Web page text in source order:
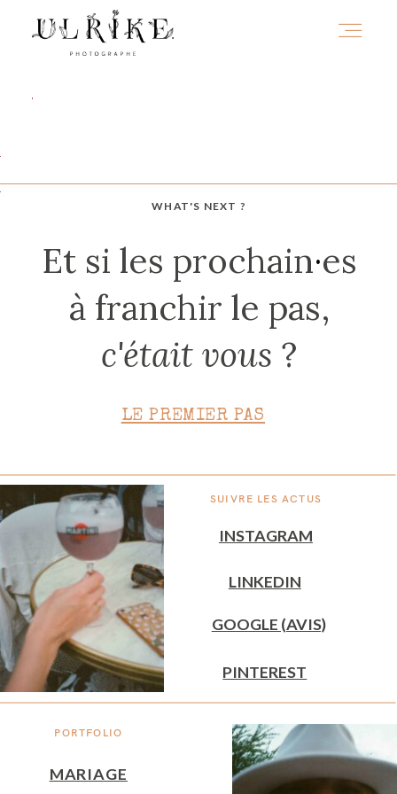
WHAT'S NEXT ?
PORTFOLIO
SUIVRE LES ACTUS
Et si les prochain·es
à franchir le pas,
c'était vous ?
MARIAGE
INSTAGRAM
GOOGLE (AVIS)
PINTEREST
LINKEDIN
LE PREMIER PAS
INFOS